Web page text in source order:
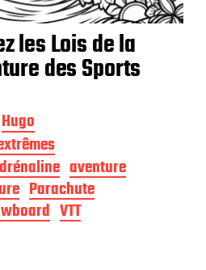
les Lois de la
des Sports
Hugo
aventure
Parachute
VTT